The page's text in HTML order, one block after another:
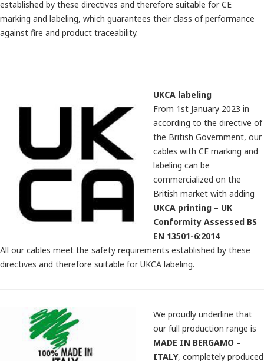
established by these directives and therefore suitable for CE
marking and labeling, which guarantees their class of performance
against fire and product traceability.
UKCA labeling
From 1st January 2023 in
according to the directive of
the British Government, our
cables with CE marking and
labeling can be
commercialized on the
British market with adding
UKCA printing – UK
Conformity Assessed BS
EN 13501-6:2014
All our cables meet the safety requirements established by these
directives and therefore suitable for UKCA labeling.
We proudly underline that
our full production range is
MADE IN BERGAMO –
ITALY, completely produced